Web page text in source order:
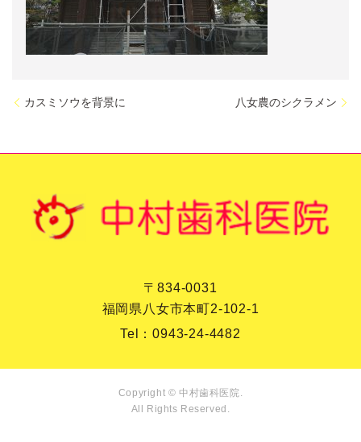
カスミソウを背景に 八女農のシクラメン
〒834-0031
福岡県八女市本町2-102-1
Tel：0943-24-4482
Copyright © 中村歯科医院.
All Rights Reserved.